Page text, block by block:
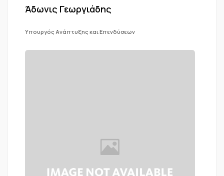
Άδωνις Γεωργιάδης
Υπουργός Ανάπτυξης και Επενδύσεων